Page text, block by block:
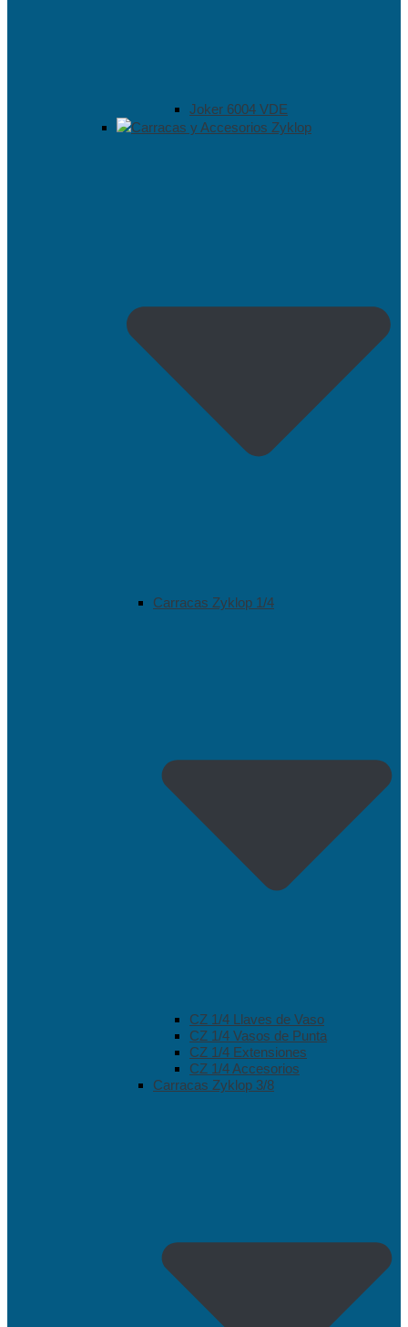
Joker 6004 VDE
Carracas y Accesorios Zyklop
Carracas Zyklop 1/4
CZ 1/4 Llaves de Vaso
CZ 1/4 Vasos de Punta
CZ 1/4 Extensiones
CZ 1/4 Accesorios
Carracas Zyklop 3/8